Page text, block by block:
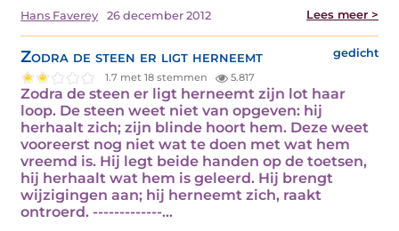
Hans Faverey 26 december 2012 Lees meer >
Zodra de steen er ligt herneemt gedicht
1.7 met 18 stemmen 5.817
Zodra de steen er ligt herneemt zijn lot haar
loop. De steen weet niet van opgeven: hij
herhaalt zich; zijn blinde hoort hem. Deze weet
vooreerst nog niet wat te doen met wat hem
vreemd is. Hij legt beide handen op de toetsen,
hij herhaalt wat hem is geleerd. Hij brengt
wijzigingen aan; hij herneemt zich, raakt
ontroerd. -------------…